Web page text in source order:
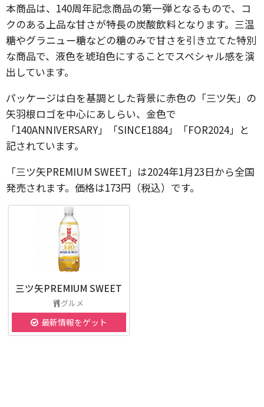
本商品は、140周年記念商品の第一弾となるもので、コ
クのある上品な甘さが特長の炭酸飲料となります。三温
糖やグラニュー糖などの糖のみで甘さを引き立てた特別
な商品で、液色を琥珀色にすることでスペシャル感を演
出しています。
パッケージは白を基調とした背景に赤色の「三ツ矢」の
矢羽根ロゴを中心にあしらい、金色で
「140ANNIVERSARY」「SINCE1884」「FOR2024」と
記されています。
「三ツ矢PREMIUM SWEET」は2024年1月23日から全国
発売されます。価格は173円（税込）です。
三ツ矢PREMIUM SWEET
グルメ
最新情報をゲット